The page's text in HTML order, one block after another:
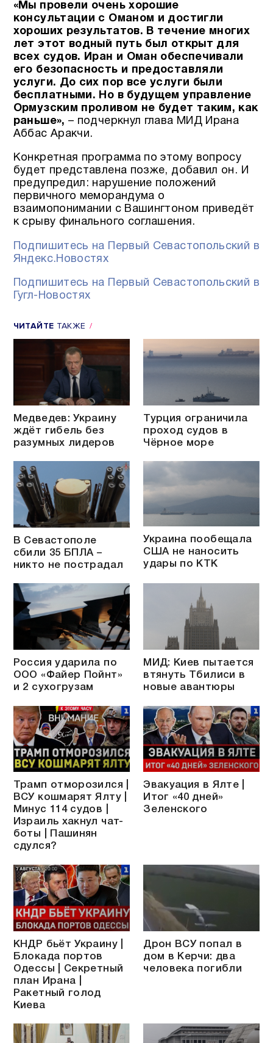
«Мы провели очень хорошие
консультации с Оманом и достигли
хороших результатов. В течение многих
лет этот водный путь был открыт для
всех судов. Иран и Оман обеспечивали
его безопасность и предоставляли
услуги. До сих пор все услуги были
бесплатными. Но в будущем управление
Ормузским проливом не будет таким, как
раньше», – подчеркнул глава МИД Ирана
Аббас Аракчи.
Конкретная программа по этому вопросу
будет представлена позже, добавил он. И
предупредил: нарушение положений
первичного меморандума о
взаимопонимании с Вашингтоном приведёт
к срыву финального соглашения.
Подпишитесь на Первый Севастопольский в
Яндекс.Новостях
Подпишитесь на Первый Севастопольский в
Гугл-Новостях
ЧИТАЙТЕ ТАКЖЕ
Медведев: Украину
ждёт гибель без
разумных лидеров
Турция ограничила
проход судов в
Чёрное море
В Севастополе
сбили 35 БПЛА –
никто не пострадал
Украина пообещала
США не наносить
удары по КТК
Россия ударила по
ООО «Файер Пойнт»
и 2 сухогрузам
МИД: Киев пытается
втянуть Тбилиси в
новые авантюры
Трамп отморозился |
ВСУ кошмарят Ялту |
Минус 114 судов |
Израиль хакнул чат-
боты | Пашинян
сдулся?
Эвакуация в Ялте |
Итог «40 дней»
Зеленского
КНДР бьёт Украину |
Блокада портов
Одессы | Секретный
план Ирана |
Ракетный голод
Киева
Дрон ВСУ попал в
дом в Керчи: два
человека погибли